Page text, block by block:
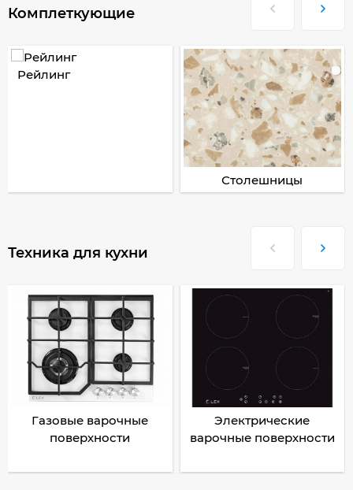
Комплеткующие
Рейлинг
Столешницы
Техника для кухни
Газовые варочные
поверхности
Электрические
варочные поверхности